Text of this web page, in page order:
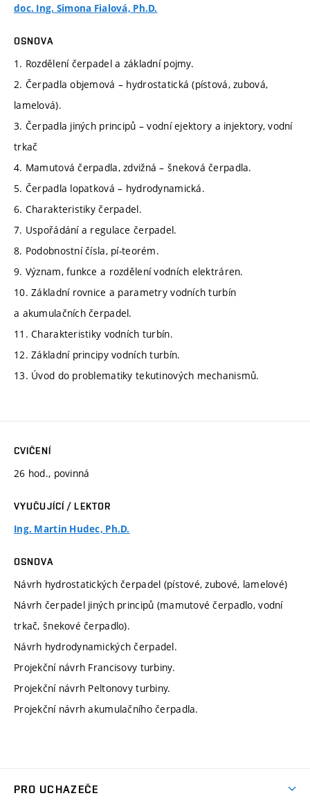
doc. Ing. Simona Fialová, Ph.D.
OSNOVA
1. Rozdělení čerpadel a základní pojmy.
2. Čerpadla objemová – hydrostatická (pístová, zubová,
lamelová).
3. Čerpadla jiných principů – vodní ejektory a injektory, vodní
trkač
4. Mamutová čerpadla, zdvižná – šneková čerpadla.
5. Čerpadla lopatková – hydrodynamická.
6. Charakteristiky čerpadel.
7. Uspořádání a regulace čerpadel.
8. Podobnostní čísla, pí-teorém.
9. Význam, funkce a rozdělení vodních elektráren.
10. Základní rovnice a parametry vodních turbín
a akumulačních čerpadel.
11. Charakteristiky vodních turbín.
12. Základní principy vodních turbín.
13. Úvod do problematiky tekutinových mechanismů.
CVIČENÍ
26 hod., povinná
VYUČUJÍCÍ / LEKTOR
Ing. Martin Hudec, Ph.D.
OSNOVA
Návrh hydrostatických čerpadel (pístové, zubové, lamelové)
Návrh čerpadel jiných principů (mamutové čerpadlo, vodní
trkač, šnekové čerpadlo).
Návrh hydrodynamických čerpadel.
Projekční návrh Francisovy turbiny.
Projekční návrh Peltonovy turbiny.
Projekční návrh akumulačního čerpadla.
PRO UCHAZEČE